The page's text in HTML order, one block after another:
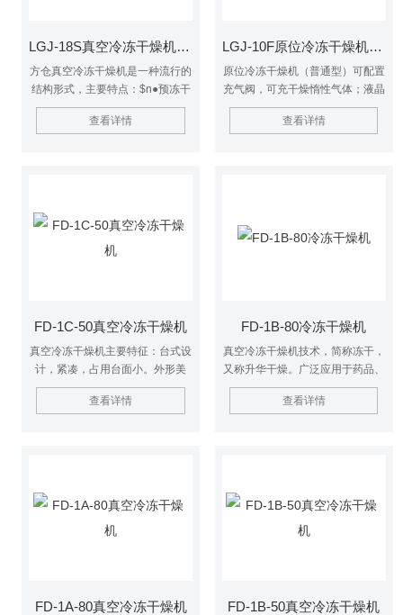
LGJ-18S真空冷冻干燥机 冷冻干燥设备
方仓真空冷冻干燥机是一种流行的
结构形式，主要特点：$n●预冻干
燥在原位进行，高透光有机玻璃观
察窗，干燥过程直观；$n●搁板温
$n●可配置充气阀，可充干燥惰性
气体；$n●液晶显示：搁板温度曲
线、冷阱温度曲线、样品温度曲
查看详情
LGJ-10F原位冷冻干燥机（普通型）
原位冷冻干燥机（普通型）可配置
充气阀，可充干燥惰性气体；液晶
显示：搁板温度曲线、冷阱温度曲
线、样品温度曲线、真空度曲线及
查看详情
FD-1C-50真空冷冻干燥机
真空冷冻干燥机主要特征：台式设
计，紧凑，占用台面小。外形美
观，人体工学设计，操作方便。全
封闭压缩机，高效可靠，噪音低。
查看详情
FD-1B-80冷冻干燥机
真空冷冻干燥机技术，简称冻干，
又称升华干燥。广泛应用于药品、
生物制品、化工及食品工业。 对
热敏性物质如抗生素、疫苗、血液
查看详情
FD-1A-80真空冷冻干燥机 FD-1B-50真空冷冻干燥机